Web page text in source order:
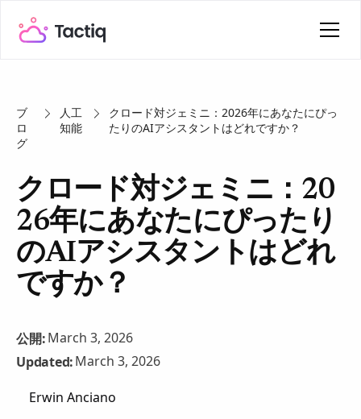
ブ
ロ
グ
人工
知能
クロード対ジェミニ：2026年にあなたにぴっ
たりのAIアシスタントはどれですか？
クロード対ジェミニ：20
26年にあなたにぴったり
のAIアシスタントはどれ
ですか？
公開:March 3, 2026
Updated:March 3, 2026
Erwin Anciano